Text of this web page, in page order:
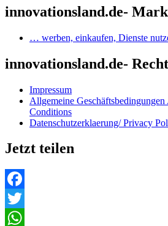
innovationsland.de-
… werben, einkaufen, Dienste
innovationsland.de-
Impressum
Allgemeine
Conditions
Datenschutzerklaerung/ Privacy
Jetzt teilen
Facebook
Twitter